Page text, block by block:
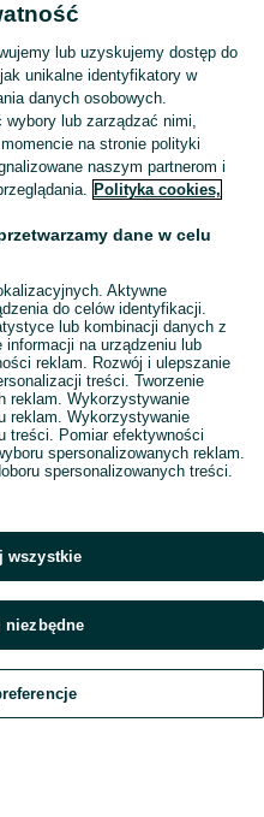
opatrunek ze srebrem convamax
Sprzedaż środków ochrony osobistej w Polsce ▶️ maseczki, rękawiczki, żele ✅ Nowe i używane w atrakcyjnych cenach ☝ Przeglądaj ogłoszenia na OLX.pl! Zobacz
Czat Konto
lub uzyskujemy dostęp do
unikalne identyfikatory w
danych osobowych.
lub zarządzać nimi,
na stronie polityki
naszym partnerom i
Polityka cookies,
dane w celu
Aktywne
do celów identyfikacji.
lub kombinacji danych z
informacji na urządzeniu lub
reklam. Rozwój i ulepszanie
treści. Tworzenie
reklam. Wykorzystywanie
reklam. Wykorzystywanie
treści. Pomiar efektywności
spersonalizowanych reklam.
spersonalizowanych treści.
wszystkie
niezbędne